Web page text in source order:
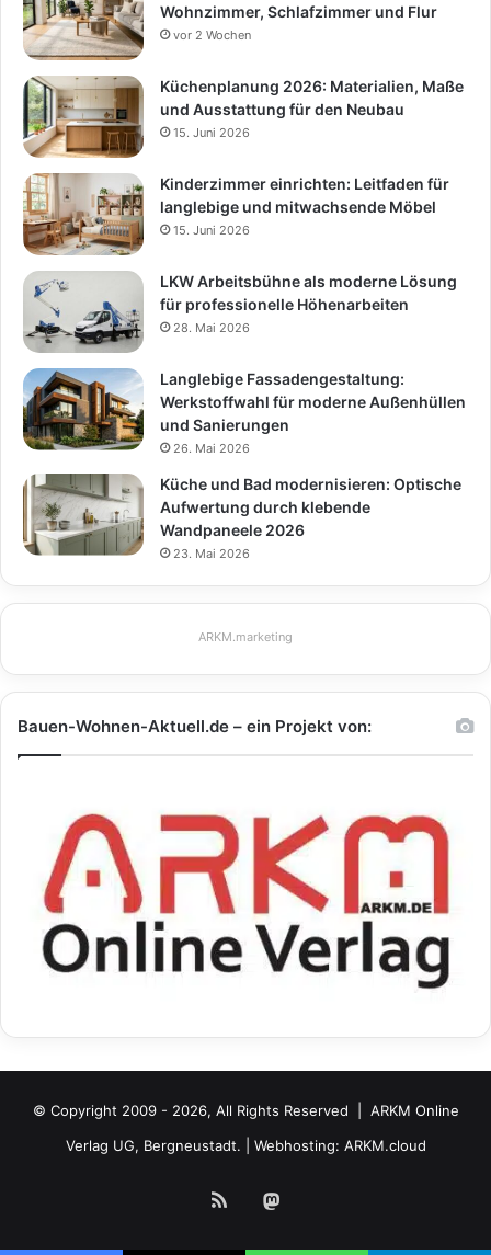
Wohnzimmer, Schlafzimmer und Flur
vor 2 Wochen
Küchenplanung 2026: Materialien, Maße
und Ausstattung für den Neubau
15. Juni 2026
Kinderzimmer einrichten: Leitfaden für
langlebige und mitwachsende Möbel
15. Juni 2026
LKW Arbeitsbühne als moderne Lösung
für professionelle Höhenarbeiten
28. Mai 2026
Langlebige Fassadengestaltung:
Werkstoffwahl für moderne Außenhüllen
und Sanierungen
26. Mai 2026
Küche und Bad modernisieren: Optische
Aufwertung durch klebende
Wandpaneele 2026
23. Mai 2026
ARKM.marketing
Bauen-Wohnen-Aktuell.de – ein Projekt von:
© Copyright 2009 - 2026, All Rights Reserved | ARKM Online
Verlag UG, Bergneustadt. | Webhosting: ARKM.cloud
RSS